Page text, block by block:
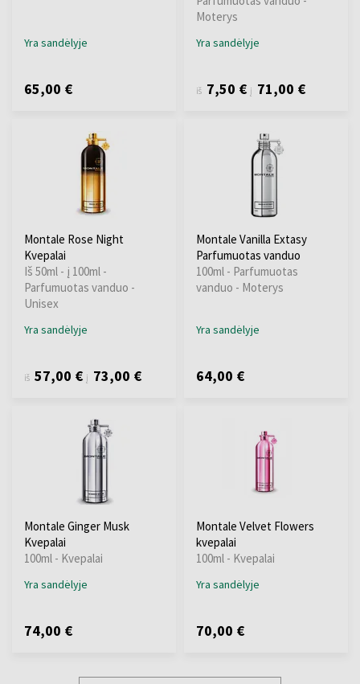
Yra sandėlyje
65,00 €
Moterys
Yra sandėlyje
iš 7,50 € į 71,00 €
Montale Rose Night
Kvepalai
Iš 50ml - į 100ml -
Parfumuotas vanduo -
Unisex
Yra sandėlyje
iš 57,00 € į 73,00 €
Montale Vanilla Extasy
Parfumuotas vanduo
100ml - Parfumuotas
vanduo - Moterys
Yra sandėlyje
64,00 €
Montale Ginger Musk
Kvepalai
100ml - Kvepalai
Yra sandėlyje
74,00 €
Montale Velvet Flowers
kvepalai
100ml - Kvepalai
Yra sandėlyje
70,00 €